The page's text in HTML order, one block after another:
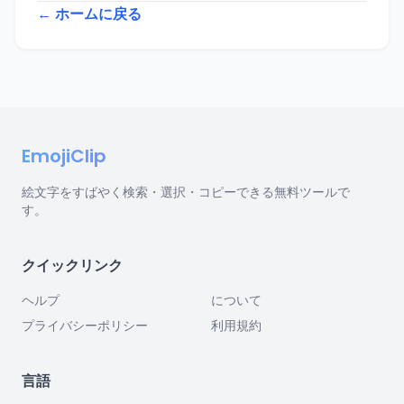
← ホームに戻る
EmojiClip
絵文字をすばやく検索・選択・コピーできる無料ツールで
す。
クイックリンク
ヘルプ
について
プライバシーポリシー
利用規約
言語